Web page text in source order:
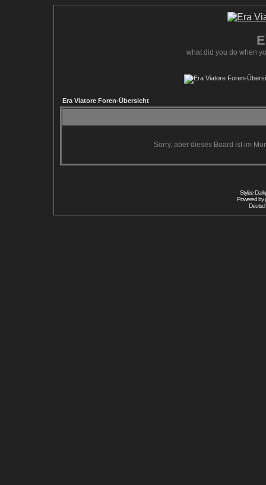
what did you do when
Era Viatore Foren-Übersicht
Sorry, aber dieses Board ist im
Stylize
Powered by